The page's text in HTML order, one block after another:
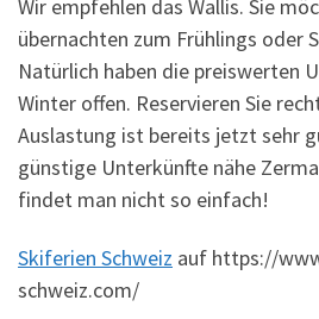
Wir empfehlen das Wallis. Sie
übernachten zum Frühlings oder
Natürlich haben die preiswerten
Winter offen. Reservieren Sie
Auslastung ist bereits jetzt sehr
günstige Unterkünfte nähe
findet man nicht so einfach!
Skiferien Schweiz auf https://
schweiz.com/